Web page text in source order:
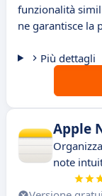
funzionalità
ne garantisce la
Più dettagli
Apple
note